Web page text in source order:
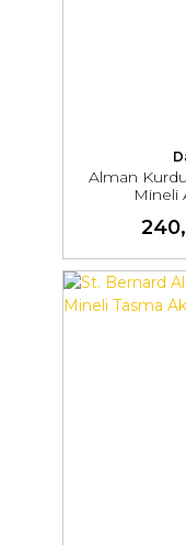
Alman
Mineli